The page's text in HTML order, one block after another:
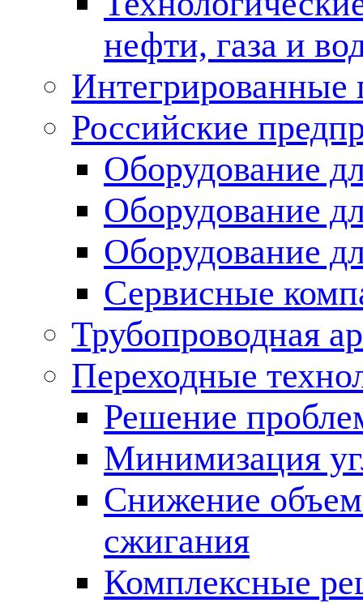
нефти, газа и
Российские
Оборудование
Оборудование
Оборудование
Сервисные
Трубопроводная
Переходные
Решение
Минимизация
Снижение
сжигания
Комплексные